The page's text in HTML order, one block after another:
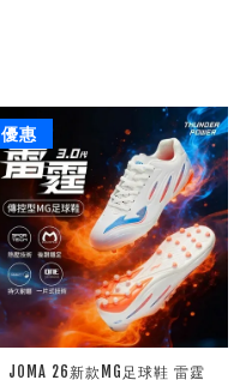
優惠
JOMA 26新款MG足球鞋 雷霆